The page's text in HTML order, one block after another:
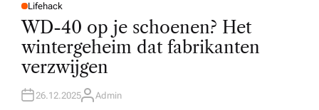
P
O
S
E
D
I
N
Lifehack
WD-40 op je schoenen? Het
wintergeheim dat fabrikanten
verzwijgen
26.12.2025A
Admin